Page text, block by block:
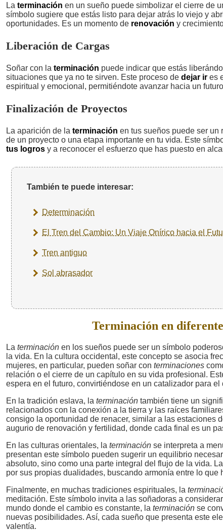
La terminación en un sueño puede simbolizar el cierre de
símbolo sugiere que estás listo para dejar atrás lo viejo y
oportunidades. Es un momento de renovación y
Liberación de Cargas
Soñar con la terminación puede indicar que estás
situaciones que ya no te sirven. Este proceso de dejar ir es
espiritual y emocional, permitiéndote avanzar hacia un
Finalización de Proyectos
La aparición de la terminación en tus sueños puede ser un
de un proyecto o una etapa importante en tu vida. Este
tus logros y a reconocer el esfuerzo que has puesto en
También te puede interesar:
Determinación
El Tren del Cambio: Un Viaje Onírico hacia el
Tren antiguo
Sol abrasador
Terminación en
La terminación en los sueños puede ser un símbolo
la vida. En la cultura occidental, este concepto se asocia
mujeres, en particular, pueden soñar con terminaciones
relación o el cierre de un capítulo en su vida profesional.
espera en el futuro, convirtiéndose en un catalizador para el
En la tradición eslava, la terminación también tiene un
relacionados con la conexión a la tierra y las raíces
consigo la oportunidad de renacer, similar a las estaciones
augurio de renovación y fertilidad, donde cada final es un
En las culturas orientales, la terminación se interpreta a
presentan este símbolo pueden sugerir un equilibrio
absoluto, sino como una parte integral del flujo de la vida.
por sus propias dualidades, buscando armonía entre lo que
Finalmente, en muchas tradiciones espirituales, la
meditación. Este símbolo invita a las soñadoras a
mundo donde el cambio es constante, la terminación se
nuevas posibilidades. Así, cada sueño que presenta este
valentía.